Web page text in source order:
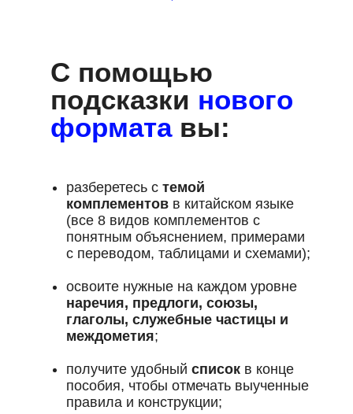
разберетесь с темой
комплементов в китайском языке
(все 8 видов комплементов с
понятным объяснением, примерами
с переводом, таблицами и схемами);
освоите нужные на каждом уровне
наречия, предлоги, союзы,
глаголы, служебные частицы и
междометия;
получите удобный список в конце
пособия, чтобы отмечать выученные
правила и конструкции;
С помощью
подсказки нового
форматавы: